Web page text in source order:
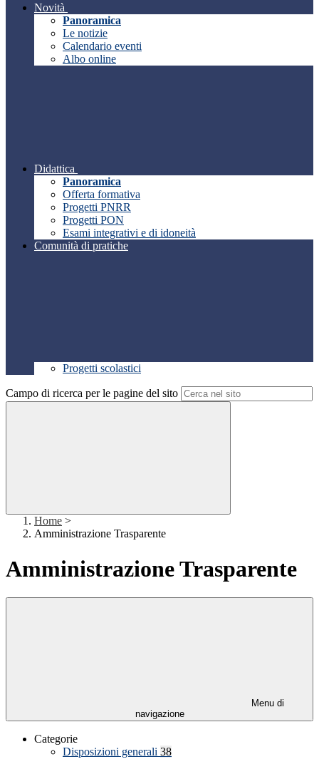
Novità
Panoramica
Le notizie
Calendario eventi
Albo online
Didattica
Panoramica
Offerta formativa
Progetti PNRR
Progetti PON
Esami integrativi e di idoneità
Comunità di pratiche
Progetti scolastici
Campo di ricerca per le pagine del sito
Home >
Amministrazione Trasparente
Amministrazione Trasparente
Menu di
navigazione
Categorie
Disposizioni generali 38